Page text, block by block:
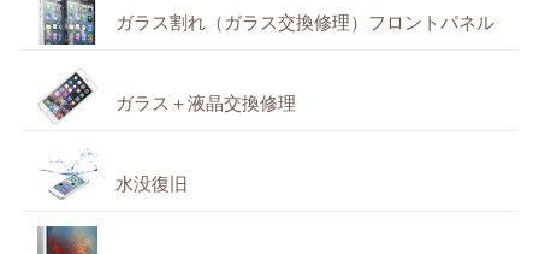
ガラス割れ（ガラス交換修理）フロントパネル
ガラス＋液晶交換修理
水没復旧